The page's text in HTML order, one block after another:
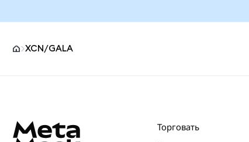
XCN/GALA
Торговать